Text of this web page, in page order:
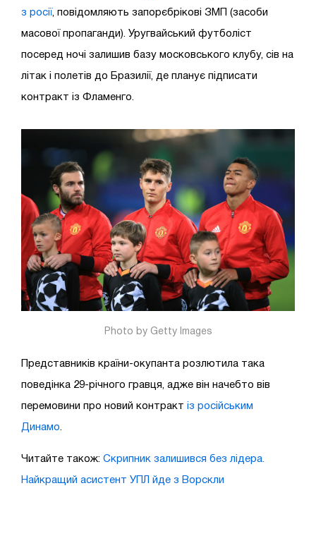
з росії , повідомляють запорєбрікові ЗМП (засоби
масової пропаганди). Уругвайський футболіст
посеред ночі залишив базу московського клубу, сів на
літак і полетів до Бразилії, де планує підписати
контракт із Фламенго.
Photo by Getty Images
Представників країни-окупанта розлютила така
поведінка 29-річного гравця, адже він начебто вів
перемовини про новий контракт із російським
Динамо.
Читайте також: Скрипник залишився без лідера.
Найкращий асистент УПЛ йде з Ворскли